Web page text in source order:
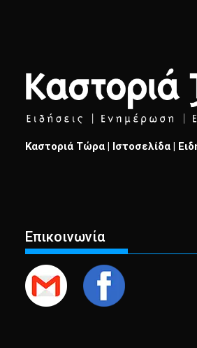
Καστοριά Τώρα | Ιστοσελίδα |
Επικοινωνία